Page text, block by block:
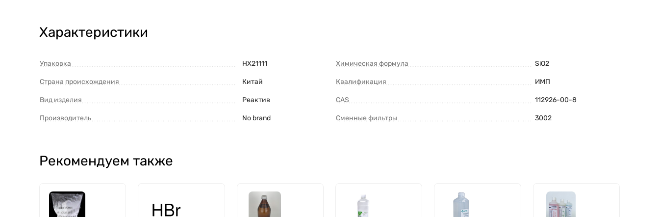
Характеристики
Упаковка HX21111
Страна происхождения Китай
Вид изделия Реактив
Производитель No brand
Химическая формула SiO2
Квалификация ИМП
CAS 112926-00-8
Сменные фильтры 3002
Рекомендуем также